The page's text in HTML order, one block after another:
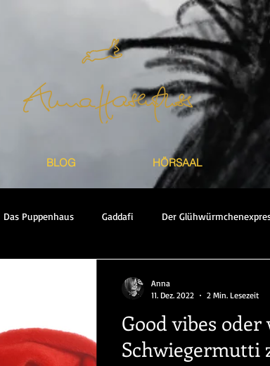
BLOG HÖRSAAL
Das Puppenhaus Gaddafi Der
Good vibes
Schwiegermutti
Anna
11. Dez. 2022
2 Min. Lesezeit